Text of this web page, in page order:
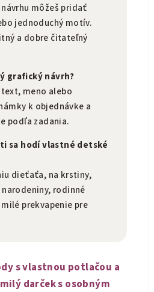
môžeš pridať
jednoduchý motív.
a dobre čitateľný
grafický návrh?
meno alebo
k objednávke a
podľa zadania.
sa hodí vlastné detské
dieťaťa, na krstiny,
narodeniny, rodinné
prekvapenie pre
s vlastnou potlačou a
darček s osobným